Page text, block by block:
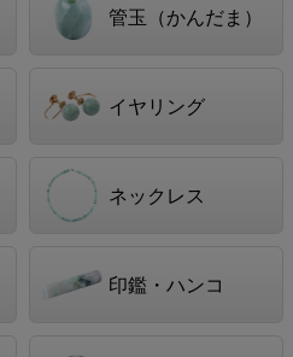
管玉（かんだま）
イヤリング
ネックレス
印鑑・ハンコ